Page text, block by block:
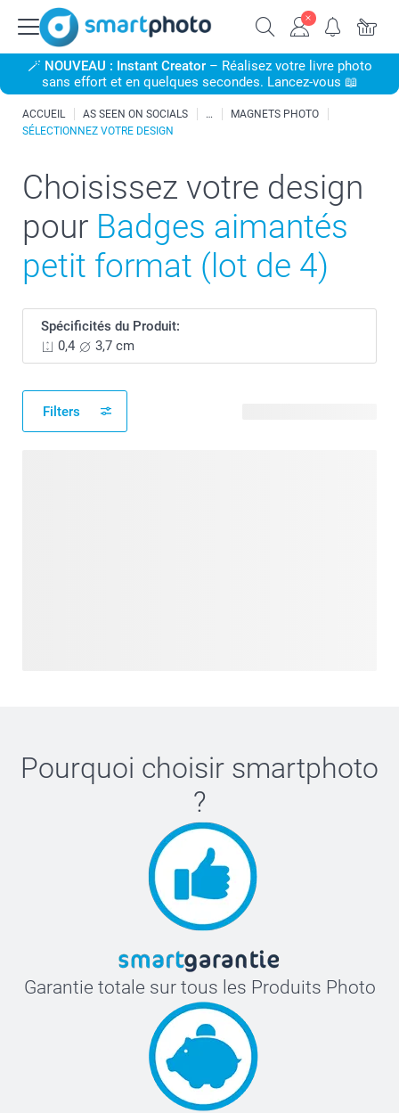
🪄 NOUVEAU : Instant Creator– Réalisez votre livre photo
sans effort et en quelques secondes. Lancez-vous 📖
ACCUEIL AS SEEN ON SOCIALS
MAGNETS PHOTO
SÉLECTIONNEZ VOTRE DESIGN
Choisissez votre design
pour Badges aimantés
petit format (lot de 4)
Spécificités du Produit:
0,4
3,7 cm
Filters
Pourquoi choisir smartphoto
?
Garantie totale sur tous les Produits Photo